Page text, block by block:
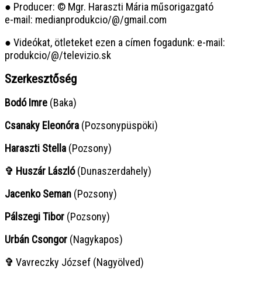
● Producer: © Mgr. Haraszti Mária műsorigazgató
e-mail: medianprodukcio/@/gmail.com
● Videókat, ötleteket ezen a címen fogadunk: e-mail:
produkcio/@/televizio.sk
Szerkesztőség
Bodó Imre (Baka)
Csanaky Eleonóra (Pozsonypüspöki)
Haraszti Stella (Pozsony)
✞ Huszár László(Dunaszerdahely)
Jacenko Seman (Pozsony)
Pálszegi Tibor (Pozsony)
Urbán Csongor (Nagykapos)
✞ Vavreczky József (Nagyölved)